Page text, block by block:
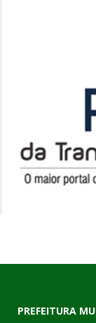
PREFEITURA